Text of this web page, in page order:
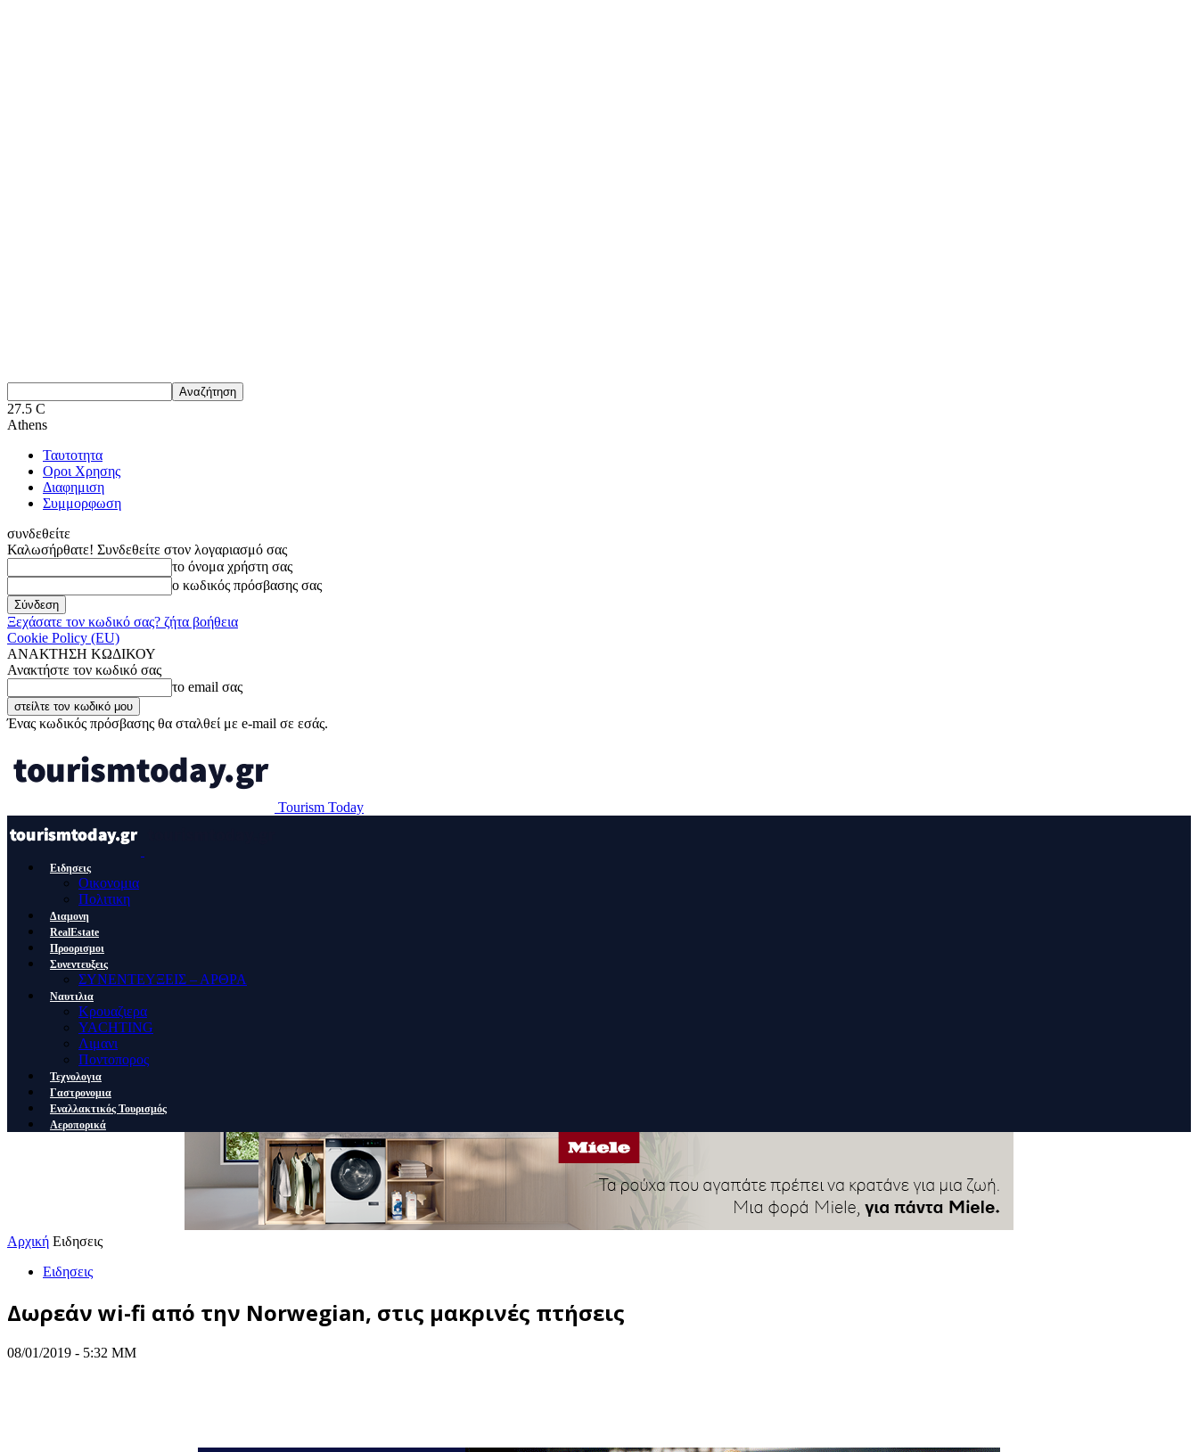
27.5 C
Athens
Ταυτοτητα
Οροι Χρησης
Διαφημιση
Συμμορφωση
συνδεθείτε
Καλωσήρθατε! Συνδεθείτε στον λογαριασμό σας
το όνομα χρήστη σας
ο κωδικός πρόσβασης σας
Ξεχάσατε τον κωδικό σας? ζήτα βοήθεια
Cookie Policy (EU)
ΑΝΑΚΤΗΣΗ ΚΩΔΙΚΟΥ
Ανακτήστε τον κωδικό σας
το email σας
Ένας κωδικός πρόσβασης θα σταλθεί με e-mail σε εσάς.
Tourism Today
Ειδησεις
Οικονομια
Πολιτικη
Διαμονη
RealEstate
Προορισμοι
Συνεντευξεις
ΣΥΝΕΝΤΕΥΞΕΙΣ – ΑΡΘΡΑ
Ναυτιλια
Κρουαζιερα
YACHTING
Λιμανι
Ποντοπορος
Τεχνολογια
Γαστρονομια
Εναλλακτικός Τουρισμός
Αεροπορικά
Αρχική Ειδησεις
Ειδησεις
Δωρεάν wi-fi από την Norwegian, στις μακρινές πτήσεις
08/01/2019 - 5:32 ΜΜ